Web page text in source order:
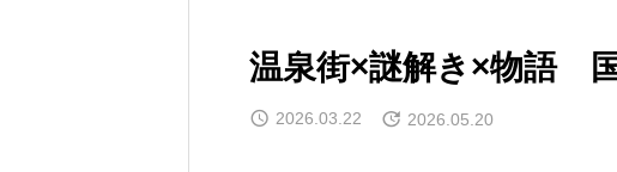
温泉街×謎解き×物語
2026.03.22 2026.05.20